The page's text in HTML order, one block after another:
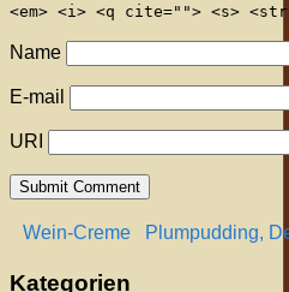
<em> <i> <q cite=""> <s>
Name
E-mail
URI
Wein-Creme Plumpudding,
Kategorien